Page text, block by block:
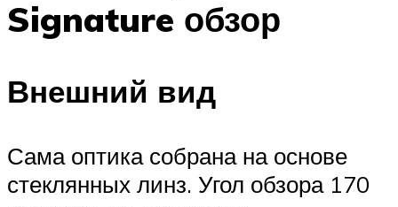
Signature обзор
Внешний вид
Сама оптика собрана на основе
стеклянных линз. Угол обзора 170